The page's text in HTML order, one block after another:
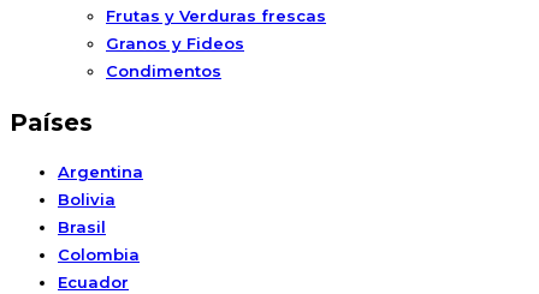
Frutas y Verduras frescas
Granos y Fideos
Condimentos
Países
Argentina
Bolivia
Brasil
Colombia
Ecuador